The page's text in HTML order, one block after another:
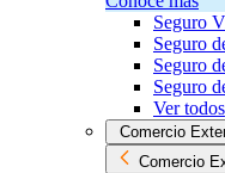
Seguro
Seguro
Seguro
Seguro
Ver todos
Comercio
Comercio